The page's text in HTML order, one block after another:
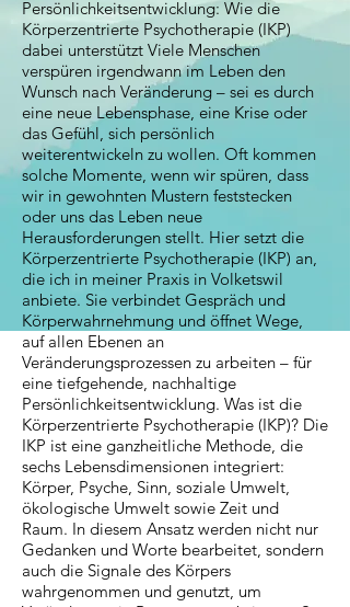
Persönlichkeitsentwicklung: Wie die
Körperzentrierte Psychotherapie (IKP)
dabei unterstützt Viele Menschen
verspüren irgendwann im Leben den
Wunsch nach Veränderung – sei es durch
eine neue Lebensphase, eine Krise oder
das Gefühl, sich persönlich
weiterentwickeln zu wollen. Oft kommen
solche Momente, wenn wir spüren, dass
wir in gewohnten Mustern feststecken
oder uns das Leben neue
Herausforderungen stellt. Hier setzt die
Körperzentrierte Psychotherapie (IKP) an,
die ich in meiner Praxis in Volketswil
anbiete. Sie verbindet Gespräch und
Körperwahrnehmung und öffnet Wege,
auf allen Ebenen an
Veränderungsprozessen zu arbeiten – für
eine tiefgehende, nachhaltige
Persönlichkeitsentwicklung. Was ist die
Körperzentrierte Psychotherapie (IKP)? Die
IKP ist eine ganzheitliche Methode, die
sechs Lebensdimensionen integriert:
Körper, Psyche, Sinn, soziale Umwelt,
ökologische Umwelt sowie Zeit und
Raum. In diesem Ansatz werden nicht nur
Gedanken und Worte bearbeitet, sondern
auch die Signale des Körpers
wahrgenommen und genutzt, um